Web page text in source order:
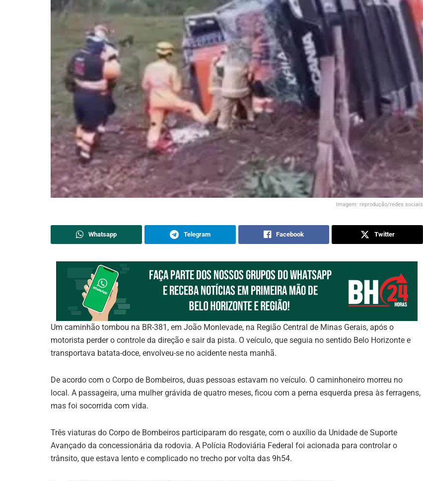
Imagem: reprodução/redes sociais
Whatsapp Telegram Facebook Twitter
Um caminhão tombou na BR-381, em João Monlevade, na Região Central de Minas Gerais, após o
motorista perder o controle da direção e sair da pista. O veículo, que seguia no sentido Belo Horizonte e
transportava batata-doce, envolveu-se no acidente nesta manhã.
De acordo com o Corpo de Bombeiros, duas pessoas estavam no veículo. O caminhoneiro morreu no
local. A passageira, uma mulher grávida de quatro meses, ficou com a perna esquerda presa às ferragens,
mas foi socorrida com vida.
Três viaturas do Corpo de Bombeiros participaram do resgate, com o auxílio da Unidade de Suporte
Avançado da concessionária da rodovia. A Polícia Rodoviária Federal foi acionada para controlar o
trânsito, que estava lento e complicado no trecho por volta das 9h54.